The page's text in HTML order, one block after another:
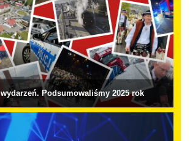
wydarzeń. Podsumowaliśmy 2025 rok